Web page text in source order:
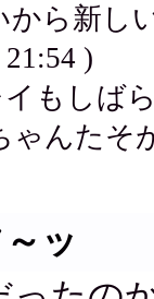
から新し
)
もしば
ゃんたそ
ッ